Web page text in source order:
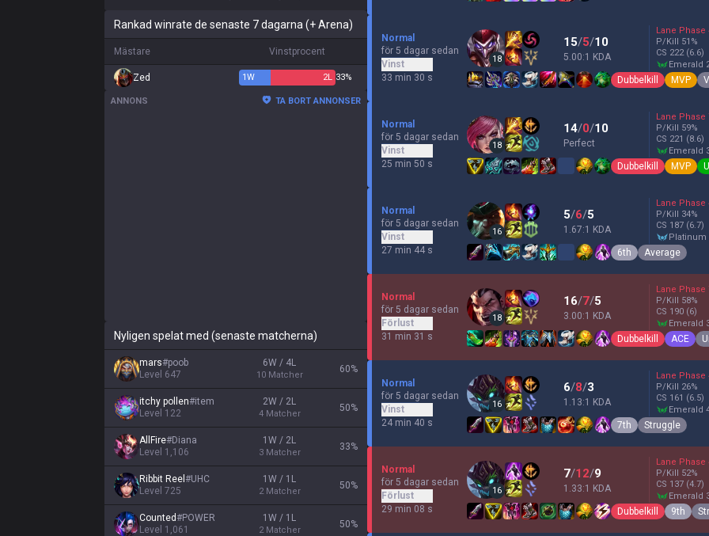
Rankad winrate de senaste 7 dagarna (+ Arena)
Mästare Vinstprocent
Zed 1W 2L 33%
ANNONS TA BORT ANNONSER
Nyligen spelat med (senaste matcherna)
mars#poob
Level 647
6W / 4L
10 Matcher
60%
itchy pollen#item
Level 122
2W / 2L
4 Matcher
50%
AllFire#Diana
Level 1,106
1W / 2L
3 Matcher
33%
Ribbit Reel #UHC
Level 725
1W / 1L
2 Matcher
50%
Counted#POWER
Level 1,061
1W / 1L
2 Matcher
50%
Normal
för 5 dagar sedan
Vinst
33 min 30 s
18
15/5/10
5.00:1 KDA
Lane Phase
P/Kill 51 %
CS 222 (6.6)
emerald
Dubbelkill MVP
Normal
för 5 dagar sedan
Vinst
25 min 50 s
18
14/0/10
Perfect
Lane Phase
P/Kill 59%
CS 221 (8.6)
emerald
Dubbelkill MVP
Normal
för 5 dagar sedan
Vinst
27 min 44 s
16
5/6/5
1.67:1 KDA
Lane Phase
P/Kill 34%
CS 187 (6.7)
platinum
6th Average
Normal
för 5 dagar sedan
Förlust
31 min 31 s
18
16/7/5
3.00:1 KDA
Lane Phase
P/Kill 58%
CS 190 (6)
emerald
Dubbelkill ACE
Normal
för 5 dagar sedan
Vinst
24 min 40 s
16
6/8/3
1.13:1 KDA
Lane Phase
P/Kill 26%
CS 161 (6.5)
emerald
7th Struggle
Normal
för 5 dagar sedan
Förlust
29 min 08 s
16
7/12/9
1.33:1 KDA
Lane Phase
P/Kill 52%
CS 137 (4.7)
emerald
Dubbelkill 9th